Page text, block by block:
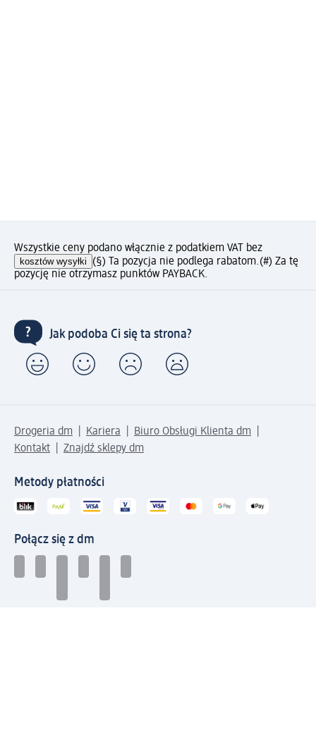
Wszystkie ceny podano włącznie z podatkiem VAT bez
kosztów wysyłki (§) Ta pozycja nie podlega rabatom.(#) Za tę
pozycję nie otrzymasz punktów PAYBACK.
Jak podoba Ci się ta strona?
Drogeria dm Kariera
Biuro Obsługi Klienta dm
Kontakt
Znajdź sklepy dm
Metody płatności
Połącz się z dm